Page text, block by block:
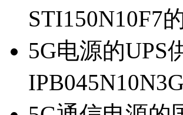
STI150N10F7
5G电源的UPS